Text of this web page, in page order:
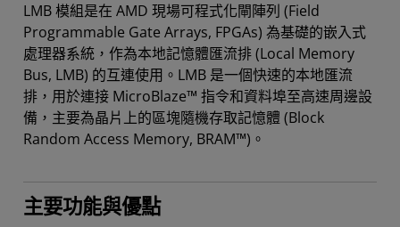
LMB 模組是在 AMD 現場可程式化閘陣列 (Field
Programmable Gate Arrays, FPGAs) 為基礎的嵌入式
處理器系統，作為本地記憶體匯流排 (Local Memory
Bus, LMB) 的互連使用。LMB 是一個快速的本地匯流
排，用於連接 MicroBlaze™ 指令和資料埠至高速周邊設
備，主要為晶片上的區塊隨機存取記憶體 (Block
Random Access Memory, BRAM™)。
主要功能與優點